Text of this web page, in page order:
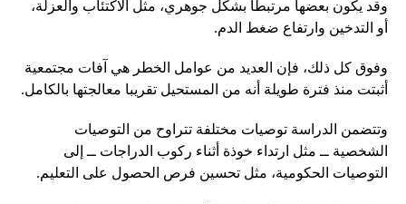
وقد يكون بعضها مرتبطا بشكل جوهري، مثل الاكتئاب والعزلة،
أو التدخين وارتفاع ضغط الدم.
وفوق كل ذلك، فإن العديد من عوامل الخطر هي آفات مجتمعية
أثبتت منذ فترة طويلة أنه من المستحيل تقريبا معالجتها بالكامل.
وتتضمن الدراسة توصيات مختلفة تتراوح من التوصيات
الشخصية ــ مثل ارتداء خوذة أثناء ركوب الدراجات ــ إلى
التوصيات الحكومية، مثل تحسين فرص الحصول على التعليم.